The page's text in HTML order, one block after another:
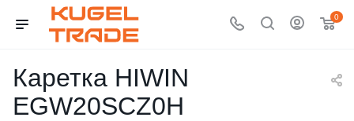
0
Каретка HIWIN
EGW20SCZ0H